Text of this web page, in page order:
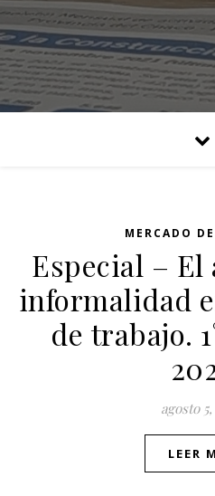
MERCADO
Especial – El
informalidad
de trabajo.
agosto
LEER